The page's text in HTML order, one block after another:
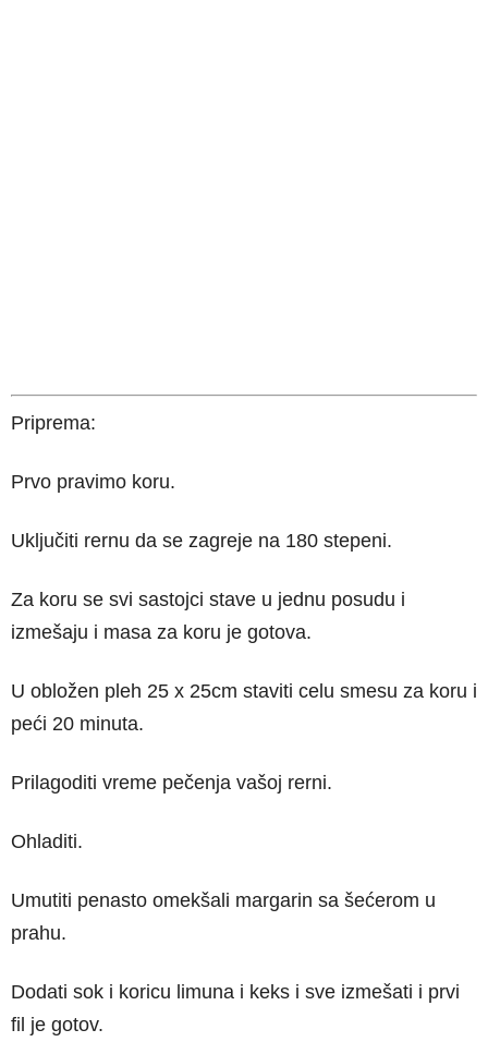
Priprema:
Prvo pravimo koru.
Uključiti rernu da se zagreje na 180 stepeni.
Za koru se svi sastojci stave u jednu posudu i
izmešaju i masa za koru je gotova.
U obložen pleh 25 x 25cm staviti celu smesu za koru i
peći 20 minuta.
Prilagoditi vreme pečenja vašoj rerni.
Ohladiti.
Umutiti penasto omekšali margarin sa šećerom u
prahu.
Dodati sok i koricu limuna i keks i sve izmešati i prvi
fil je gotov.